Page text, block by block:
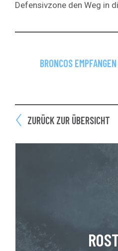
Defensivzone den Weg in
BRONCOS
ZURÜCK ZUR ÜBERSICHT